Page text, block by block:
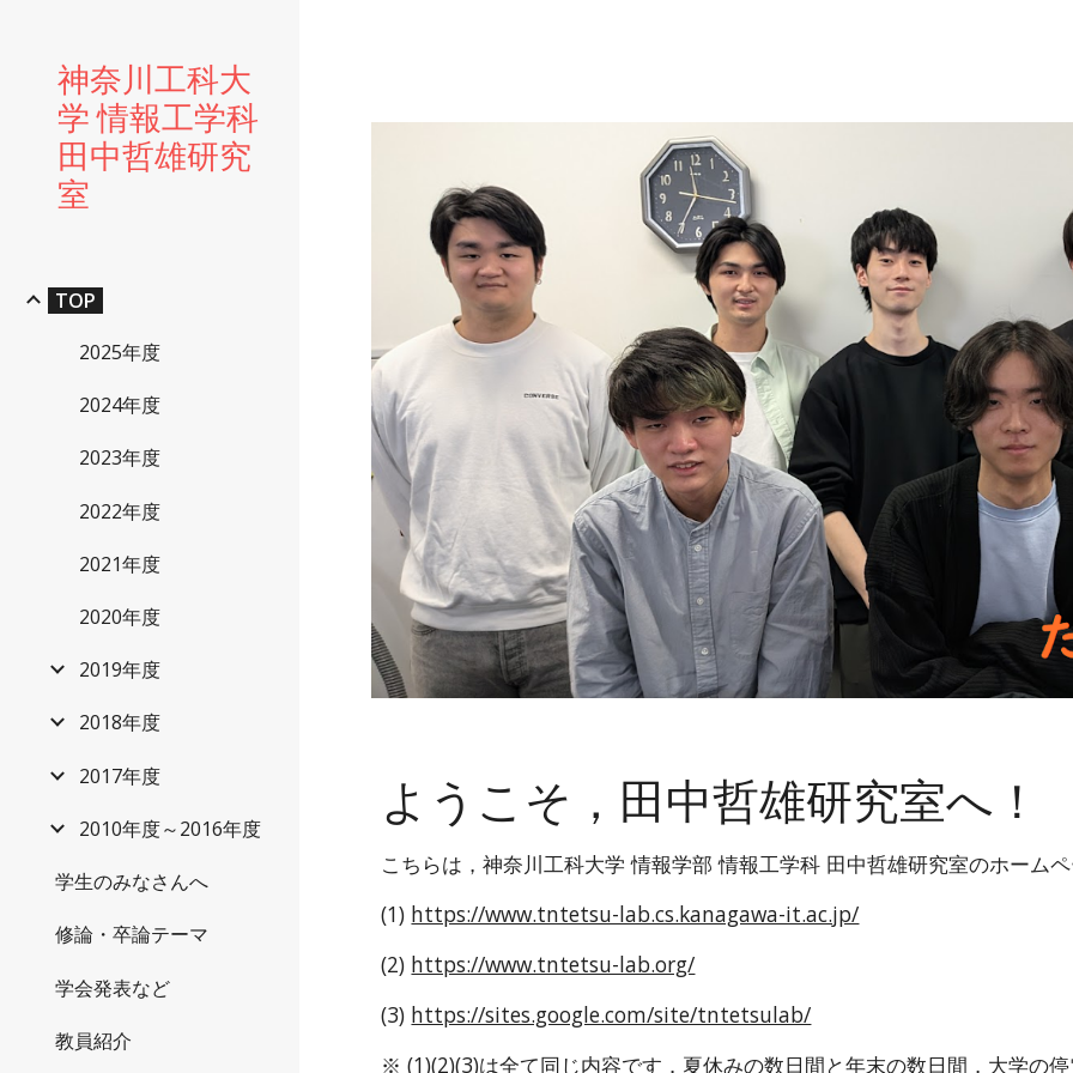
神奈川工科大
学 情報工学科
田中哲雄研究
室
TOP
2025年度
2024年度
2023年度
2022年度
2021年度
2020年度
2019年度
2018年度
2017年度
2010年度～2016年度
学生のみなさんへ
修論・卒論テーマ
学会発表など
教員紹介
ようこそ，田中哲雄研究室へ！
こちらは，神奈川工科大学 情報学部 情報工学科 田中哲雄研究室のホーム
(1) https://www.tntetsu-lab.cs.kanagawa-it.ac.jp/
(2) https://www.tntetsu-lab.org/
(3) https://sites.google.com/site/tntetsulab/
※ (1)(2)(3)は全て同じ内容です．夏休みの数日間と年末の数日間，大学の